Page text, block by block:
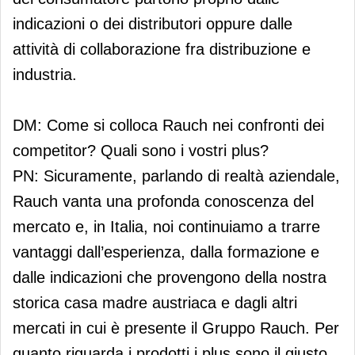
indicazioni o dei distributori oppure dalle
attività di collaborazione fra distribuzione e
industria.
DM: Come si colloca Rauch nei confronti dei
competitor? Quali sono i vostri plus?
PN: Sicuramente, parlando di realtà aziendale,
Rauch vanta una profonda conoscenza del
mercato e, in Italia, noi continuiamo a trarre
vantaggi dall’esperienza, dalla formazione e
dalle indicazioni che provengono della nostra
storica casa madre austriaca e dagli altri
mercati in cui è presente il Gruppo Rauch. Per